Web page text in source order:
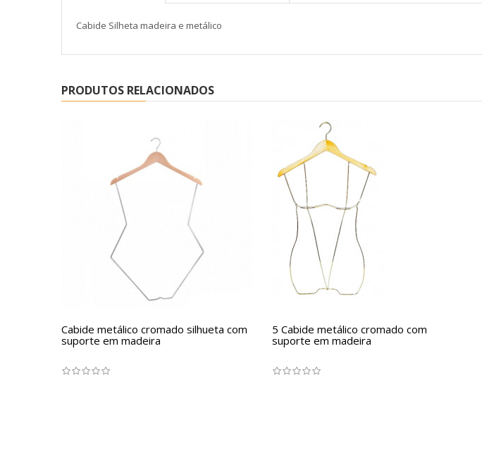
Cabide Silheta madeira e metálico
PRODUTOS RELACIONADOS
Cabide metálico cromado silhueta com
suporte em madeira
5 Cabide metálico cromado com
suporte em madeira